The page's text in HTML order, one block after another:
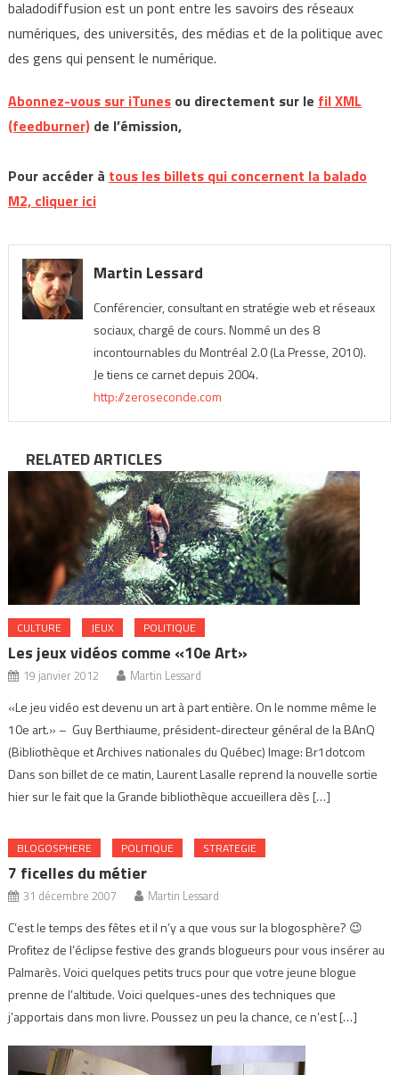
baladodiffusion est un pont entre les savoirs des réseaux
numériques, des universités, des médias et de la politique avec
des gens qui pensent le numérique.
Abonnez-vous sur iTunesou directement sur le fil XML
(feedburner)de l’émission,
Pour accéder à tous les billets qui concernent la balado
M2, cliquer ici
Martin Lessard
Conférencier, consultant en stratégie web et réseaux
sociaux, chargé de cours. Nommé un des 8
incontournables du Montréal 2.0 (La Presse, 2010).
Je tiens ce carnet depuis 2004.
http://zeroseconde.com
RELATED ARTICLES
CULTURE JEUX POLITIQUE
Les jeux vidéos comme «10e Art»
19 janvier 2012 Martin Lessard
«Le jeu vidéo est devenu un art à part entière. On le nomme même le
10e art.» – Guy Berthiaume, président-directeur général de la BAnQ
(Bibliothèque et Archives nationales du Québec) Image: Br1dotcom
Dans son billet de ce matin, Laurent Lasalle reprend la nouvelle sortie
hier sur le fait que la Grande bibliothèque accueillera dès […]
BLOGOSPHERE POLITIQUE STRATEGIE
7 ficelles du métier
31 décembre 2007 Martin Lessard
C’est le temps des fêtes et il n’y a que vous sur la blogosphère? 😉
Profitez de l’éclipse festive des grands blogueurs pour vous insérer au
Palmarès. Voici quelques petits trucs pour que votre jeune blogue
prenne de l’altitude. Voici quelques-unes des techniques que
j’apportais dans mon livre. Poussez un peu la chance, ce n’est […]